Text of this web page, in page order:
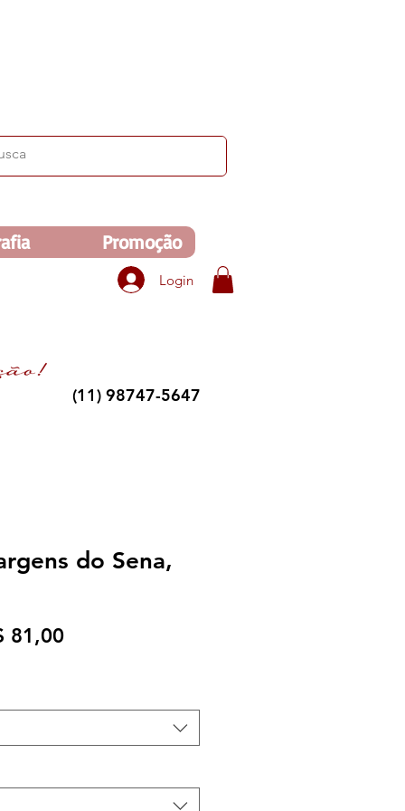
Promoção
Login
(11) 98747-5647
do Sena,
81,00Preço